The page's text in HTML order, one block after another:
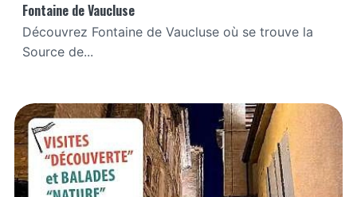
Fontaine de Vaucluse
Découvrez Fontaine de Vaucluse où se trouve la
Source de...